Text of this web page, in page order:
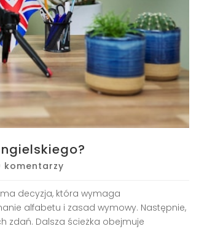
komentarzy
decyzja, która wymaga
alfabetu i zasad wymowy. Następnie,
zdań. Dalsza ścieżka obejmuje